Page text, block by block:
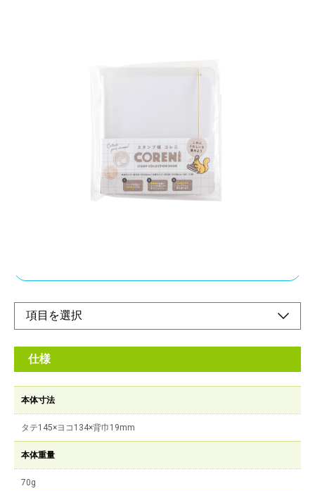
メーカー希望小売価格：
スタンプ用のコレクションバインダー。ページを自由に入れ替え
仕様
本体寸法
タテ145×ヨコ134×背巾19mm
本体重量
70g